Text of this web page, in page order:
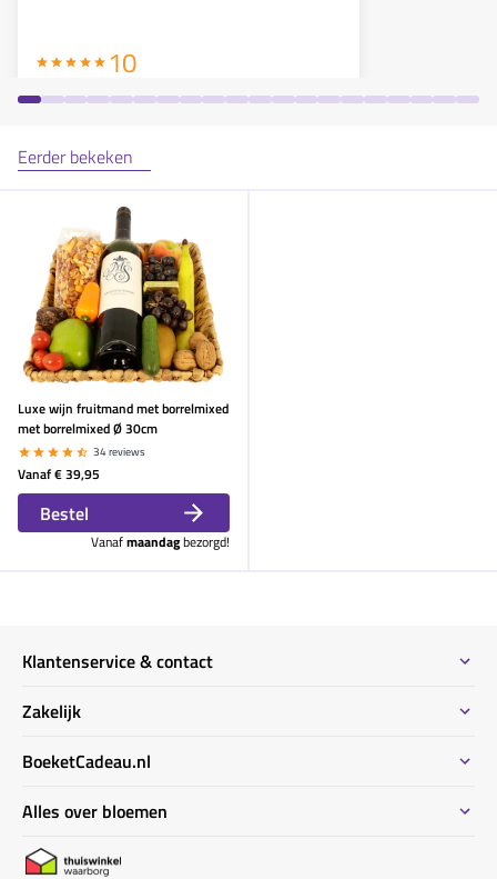
10
Eerder bekeken
Luxe wijn fruitmand met borrelmixed
met borrelmixed Ø 30cm
34 reviews
Vanaf€ 39,95
Bestel
Vanafmaandagbezorgd!
Klantenservice & contact
Contact
Bestellen & Betalen
Bezorginformatie
Garantie & klachten
Zakelijk
Bestel informatie zakelijk
Duurzaam
Privacy
BoeketCadeau.nl
Waarom BoeketCadeau.nl
BoeketCadeau winkel
Alles over bloemen
Kennisbank bloemen ABC